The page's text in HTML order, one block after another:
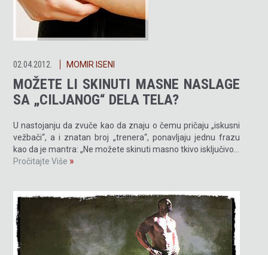
02.04.2012. MOMIR ISENI
MOŽETE LI SKINUTI MASNE NASLAGE
SA „CILJANOG“ DELA TELA?
U nastojanju da zvuče kao da znaju o čemu pričaju „iskusni
vežbači“, a i znatan broj „trenera“, ponavljaju jednu frazu
kao da je mantra: „Ne možete skinuti masno tkivo isključivo…
Pročitajte Više »